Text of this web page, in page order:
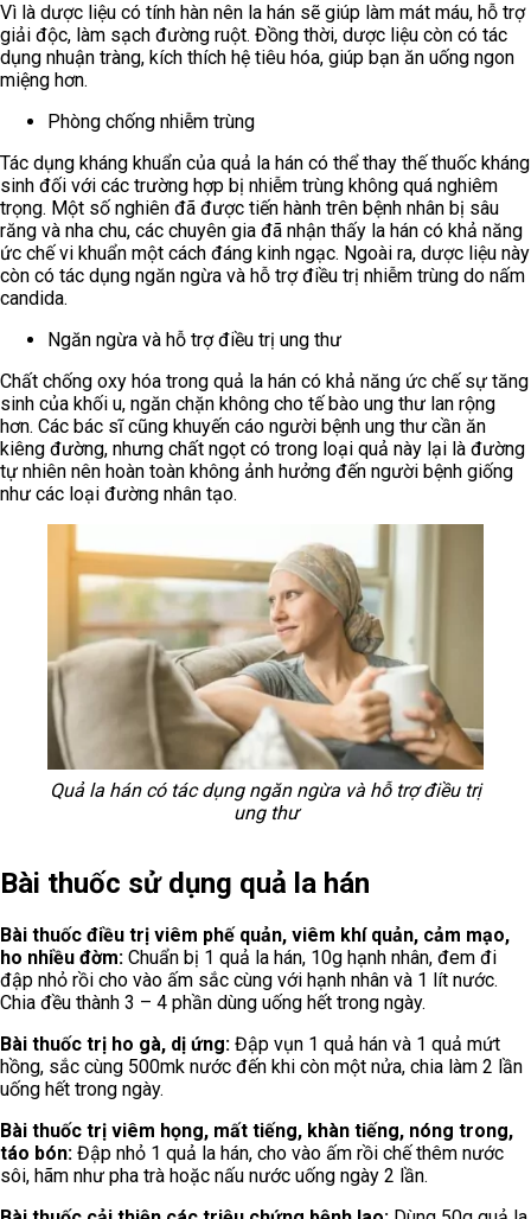
Vì là dược liệu có tính hàn nên la hán sẽ giúp làm mát máu, hỗ trợ
giải độc, làm sạch đường ruột. Đồng thời, dược liệu còn có tác
dụng nhuận tràng, kích thích hệ tiêu hóa, giúp bạn ăn uống ngon
miệng hơn.
Phòng chống nhiễm trùng
Tác dụng kháng khuẩn của quả la hán có thể thay thế thuốc kháng
sinh đối với các trường hợp bị nhiễm trùng không quá nghiêm
trọng. Một số nghiên đã được tiến hành trên bệnh nhân bị sâu
răng và nha chu, các chuyên gia đã nhận thấy la hán có khả năng
ức chế vi khuẩn một cách đáng kinh ngạc. Ngoài ra, dược liệu này
còn có tác dụng ngăn ngừa và hỗ trợ điều trị nhiễm trùng do nấm
candida.
Ngăn ngừa và hỗ trợ điều trị ung thư
Chất chống oxy hóa trong quả la hán có khả năng ức chế sự tăng
sinh của khối u, ngăn chặn không cho tế bào ung thư lan rộng
hơn. Các bác sĩ cũng khuyến cáo người bệnh ung thư cần ăn
kiêng đường, nhưng chất ngọt có trong loại quả này lại là đường
tự nhiên nên hoàn toàn không ảnh hưởng đến người bệnh giống
như các loại đường nhân tạo.
Quả la hán có tác dụng ngăn ngừa và hỗ trợ điều trị
ung thư
Bài thuốc sử dụng quả la hán
Bài thuốc điều trị viêm phế quản, viêm khí quản, cảm mạo,
ho nhiều đờm: Chuẩn bị 1 quả la hán, 10g hạnh nhân, đem đi
đập nhỏ rồi cho vào ấm sắc cùng với hạnh nhân và 1 lít nước.
Chia đều thành 3 – 4 phần dùng uống hết trong ngày.
Bài thuốc trị ho gà, dị ứng: Đập vụn 1 quả hán và 1 quả mứt
hồng, sắc cùng 500mk nước đến khi còn một nửa, chia làm 2 lần
uống hết trong ngày.
Bài thuốc trị viêm họng, mất tiếng, khàn tiếng, nóng trong,
táo bón: Đập nhỏ 1 quả la hán, cho vào ấm rồi chế thêm nước
sôi, hãm như pha trà hoặc nấu nước uống ngày 2 lần.